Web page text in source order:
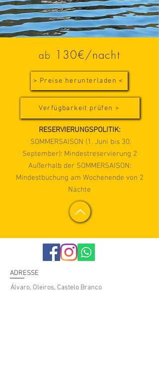
ab 130€/nacht
> Preise herunterladen <
Verfügbarkeit prüfen >
RESERVIERUNGSPOLITIK:
SOMMERSAISON (1. Juni bis 30.
September): Mindestreservierung 2
Außerhalb der SOMMERSAISON:
Mindestbuchung am Wochenende von 2
Nächte
ADRESSE
​Álvaro, Oleiros, Castelo Branco